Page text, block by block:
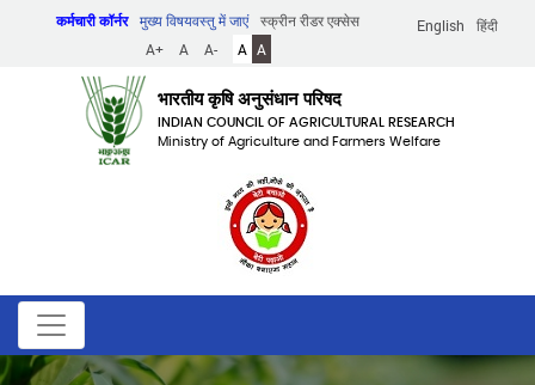
English हिंदी
कर्मचारी कॉर्नर मुख्य विषयवस्तु में जाएं
स्क्रीन रीडर एक्सेस
A+
A A- A A
भारतीय कृषि अनुसंधान परिषद
INDIAN COUNCIL OF AGRICULTURAL RESEARCH
Ministry of Agriculture and Farmers Welfare